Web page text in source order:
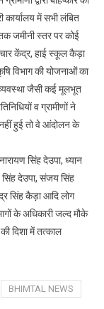
ग्रामीण,
चेताया
जन
आंदोलन
करेंगे
कार्यालय में सभी लंबित
जमीनी स्तर पर कोई
केंद्र, हाई स्कूल कैड़ा
विभाग की योजनाओं का
जैसी कई मूलभूत
व ग्रामीणों ने
हुई तो वे आंदोलन के
सिंह देउपा, ध्यान
सिंह देउपा, संजय सिंह
सिंह कैड़ा आदि लोग
के अधिकारी जल्द मौके
दिशा में तत्काल
BHIMTAL NEWS